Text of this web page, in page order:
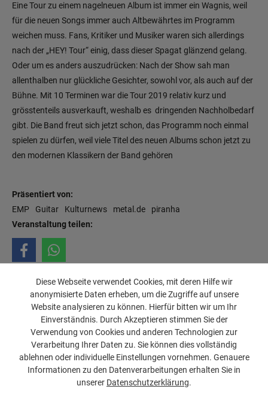
Diese Webseite verwendet Cookies, mit deren Hilfe wir
anonymisierte Daten erheben, um die Zugriffe auf unsere
Website analysieren zu können. Hierfür bitten wir um Ihr
Einverständnis. Durch Akzeptieren stimmen Sie der
Verwendung von Cookies und anderen Technologien zur
Verarbeitung Ihrer Daten zu. Sie können dies vollständig
ablehnen oder individuelle Einstellungen vornehmen. Genauere
Informationen zu den Datenverarbeitungen erhalten Sie in
unserer Datenschutzerklärung.
Eine Tour zu einem nagelneuen Album ist immer ein Wagnis, weil
für die neuen Songs immer auch Altbewährtes im Programm
weichen muss. Fans, Kritiker und Musiker waren sich allerdings
nach der „HEY! Tour“ einig, dass dieser Spagat glänzend gelang.
Oder um es anders auszudrücken: Nach der Show sah man
allenthalben nur glückliche Gesichter, sowohl vor, als auch auf der
Bühne. Mit 10 Terminen war die Tour 2019 relativ kurz und
grösstenteils ausverkauft, weshalb es dringenden Nachholbedarf
gibt. Die Band freut sich jetzt schon, das Programm noch einmal
spielen zu dürfen, weil viele Titel des neuen Albums schon jetzt zu
den modernen Klassikern der Band gehören
Präsentiert von:
EMP
Guitar Kulturnews metal.de
piranha
Veranstaltung teilen:
Impressum Jugendschutz FAQ Datenschutz © SUBSTAGE